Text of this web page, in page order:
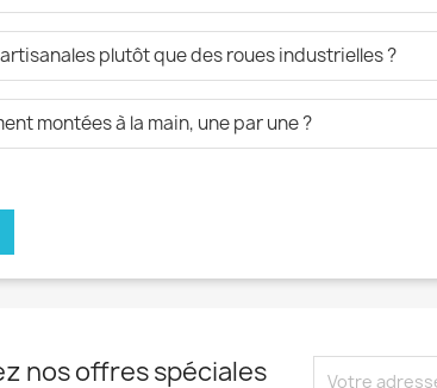
plutôt que des roues industrielles ?
montées à la main, une par une ?
nos offres spéciales